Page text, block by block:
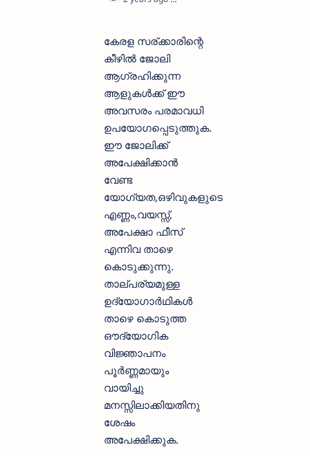
കേരള സര്ക്കാരിന്റെ
കീഴിൽ ജോലി
ആഗ്രഹിക്കുന്ന
ആളുകള്‍ക്ക് ഈ
അവസരം പരമാവധി
ഉപയോഗപ്പെടുത്തുക.
ഈ ജോലിക്ക്
അപേക്ഷിക്കാന്‍
വേണ്ട
യോഗ്യത,ഒഴിവുകളുടെ
എണ്ണം,വയസ്സ്,
അപേക്ഷാ ഫീസ്‌
എന്നിവ താഴെ
കൊടുക്കുന്നു.
താല്പര്യമുള്ള
ഉദ്യോഗാര്‍ഥികള്‍
താഴെ കൊടുത്ത
ഔദ്യോഗിക
വിജ്ഞാപനം
പൂര്‍ണ്ണമായും
വായിച്ചു
മനസ്സിലാക്കിയതിനു
ശേഷം
അപേക്ഷിക്കുക.